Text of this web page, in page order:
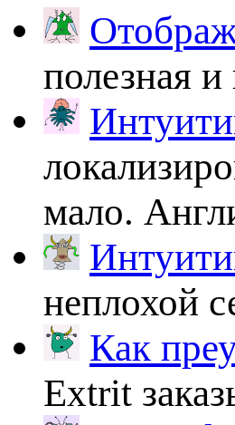
полезная
мало.
неплохой
Как
Extrit